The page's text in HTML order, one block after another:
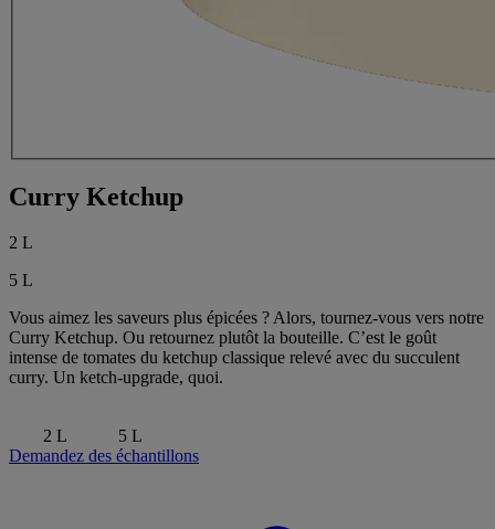
Curry Ketchup
2 L
5 L
Vous aimez les saveurs plus épicées ? Alors, tournez-vous vers notre
Curry Ketchup. Ou retournez plutôt la bouteille. C’est le goût
intense de tomates du ketchup classique relevé avec du succulent
curry. Un ketch-upgrade, quoi.
2 L
5 L
Demandez des échantillons